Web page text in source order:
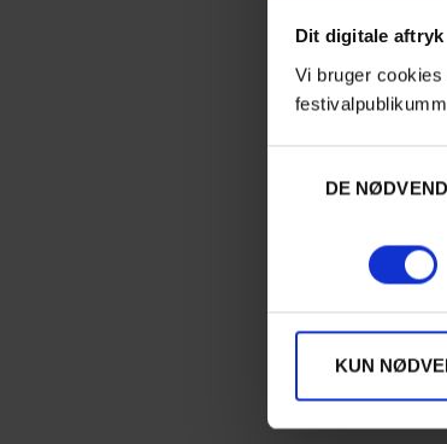
Dit digitale aftryk
Vi bruger
DE
KUN